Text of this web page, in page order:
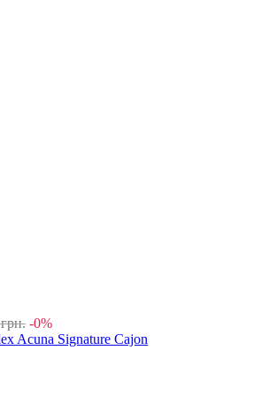
грн. -0%
Acuna Signature Cajon